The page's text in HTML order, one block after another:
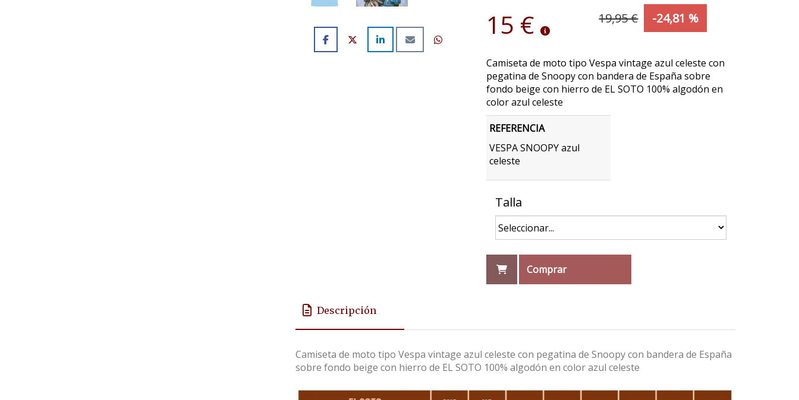
15 € 19,95 € -24,81 %
Camiseta de moto tipo Vespa vintage azul celeste con
pegatina de Snoopy con bandera de España sobre
fondo beige con hierro de EL SOTO 100% algodón en
color azul celeste
REFERENCIA
VESPA SNOOPY azul
celeste
Talla
Comprar
Descripción
Camiseta de moto tipo Vespa vintage azul celeste con pegatina de Snoopy con bandera de España
sobre fondo beige con hierro de EL SOTO 100% algodón en color azul celeste